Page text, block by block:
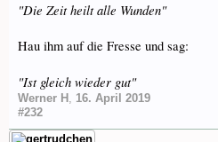
"Die Zeit heilt alle Wunden"
Hau ihm auf die Fresse und sag:
"Ist gleich wieder gut"
Werner H , 16. April 2019
#232